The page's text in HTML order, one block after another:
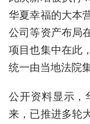
华夏幸福的大本
公司等资产布局
项目也集中在此
统一由当地法院
公开资料显示，
来，已推进多轮